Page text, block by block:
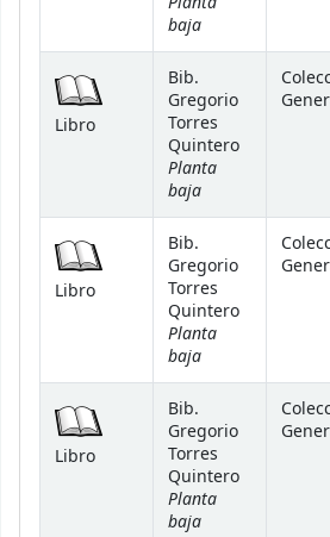
baja
Libro
Bib.
Gregorio
Torres
Quintero
Planta
baja
Libro
Bib.
Gregorio
Torres
Quintero
Planta
baja
Libro
Bib.
Gregorio
Torres
Quintero
Planta
baja